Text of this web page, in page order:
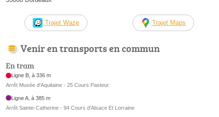
Trajet Waze Trajet Maps
Venir en transports en commun
En tram
Ligne B, à 336 m
Arrêt Musée d'Aquitaine - 25 Cours Pasteur
Ligne A, à 385 m
Arrêt Sainte-Catherine - 94 Cours d'Alsace Et Lorraine